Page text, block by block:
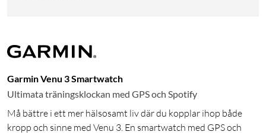
Garmin Venu 3 Smartwatch
Ultimata träningsklockan med GPS och Spotify
Må bättre i ett mer hälsosamt liv där du kopplar ihop både
kropp och sinne med Venu 3. En smartwatch med GPS och